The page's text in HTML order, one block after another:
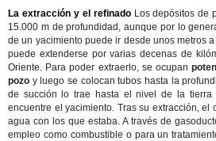
La extracción y el refinado Los depósitos de
15.000 m de profundidad, aunque por lo
de un yacimiento puede ir desde unos metros
puede extenderse por varias decenas de
Oriente. Para poder extraerlo, se ocupan
pozo y luego se colocan tubos hasta la
de succión lo trae hasta el nivel de la
encuentre el yacimiento. Tras su extracción, el
agua con los que estaba. A través de
empleo como combustible o para un